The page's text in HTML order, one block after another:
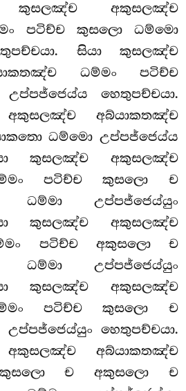
අකුසලඤ්ච
පටිච්ච කුසලො ධම්මො
සියා කුසලඤ්ච
ධම්මං පටිච්ච
හෙතුපච්චයා.
අබ්යාකතඤ්ච
ධම්මො උප්පජ්ජෙය්ය
කුසලඤ්ච අකුසලඤ්ච
පටිච්ච කුසලො ච
උප්පජ්ජෙය්යුං
කුසලඤ්ච අකුසලඤ්ච
පටිච්ච අකුසලො ච
උප්පජ්ජෙය්යුං
කුසලඤ්ච අකුසලඤ්ච
පටිච්ච කුසලො ච
හෙතුපච්චයා.
අබ්යාකතඤ්ච
කුසලො ච අකුසලො ච